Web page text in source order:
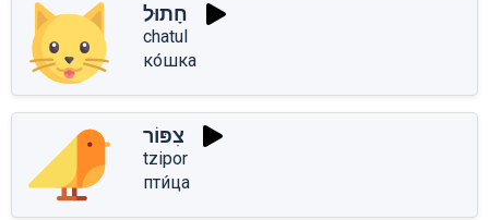
חָתוּל
chatul
ко́шка
צִפּוֹר
tzipor
пти́ца